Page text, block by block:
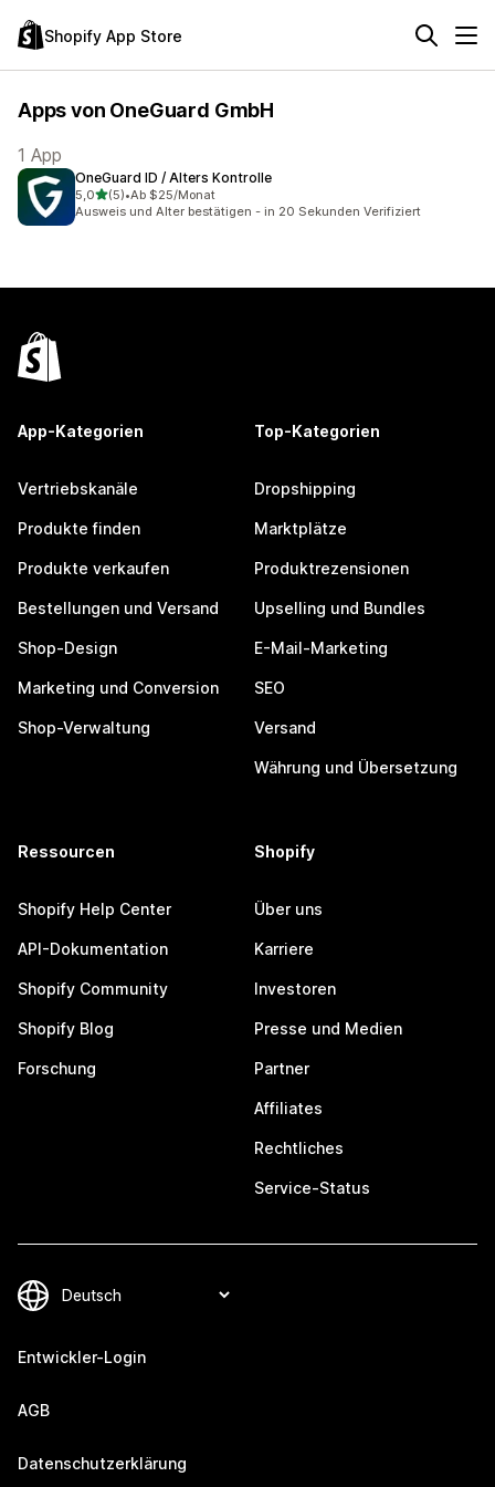
Shopify App Store
Apps von OneGuard GmbH
1 App
OneGuard ID / Alters Kontrolle
5,0von 5 Sternen
(5)
5 Rezensionen insgesamt
•Ab $25/Monat
Ausweis und Alter bestätigen - in 20 Sekunden Verifiziert
App-Kategorien
Vertriebskanäle
Produkte finden
Produkte verkaufen
Bestellungen und Versand
Shop-Design
Marketing und Conversion
Shop-Verwaltung
Top-Kategorien
Dropshipping
Marktplätze
Produktrezensionen
Upselling und Bundles
E-Mail-Marketing
SEO
Versand
Währung und Übersetzung
Ressourcen
Shopify Help Center
API-Dokumentation
Shopify Community
Shopify Blog
Forschung
Shopify
Über uns
Karriere
Investoren
Presse und Medien
Partner
Affiliates
Rechtliches
Service-Status
Entwickler-Login
AGB
Datenschutzerklärung